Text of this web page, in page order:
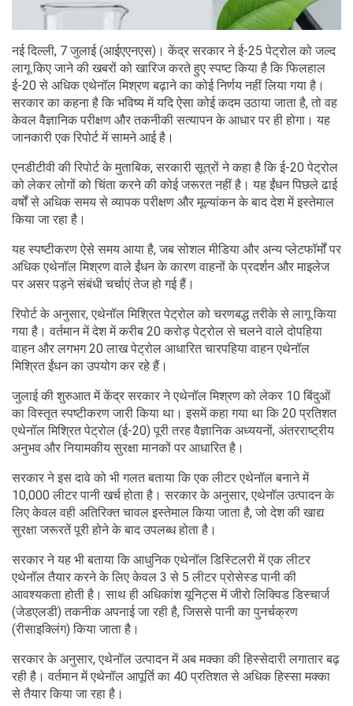
नई दिल्ली, 7 जुलाई (आईएएनएस)। केंद्र सरकार ने ई-25 पेट्रोल को जल्द
लागू किए जाने की खबरों को खारिज करते हुए स्पष्ट किया है कि फिलहाल
ई-20 से अधिक एथेनॉल मिश्रण बढ़ाने का कोई निर्णय नहीं लिया गया है।
सरकार का कहना है कि भविष्य में यदि ऐसा कोई कदम उठाया जाता है, तो वह
केवल वैज्ञानिक परीक्षण और तकनीकी सत्यापन के आधार पर ही होगा। यह
जानकारी एक रिपोर्ट में सामने आई है।
एनडीटीवी की रिपोर्ट के मुताबिक, सरकारी सूत्रों ने कहा है कि ई-20 पेट्रोल
को लेकर लोगों को चिंता करने की कोई जरूरत नहीं है। यह ईंधन पिछले ढाई
वर्षों से अधिक समय से व्यापक परीक्षण और मूल्यांकन के बाद देश में इस्तेमाल
किया जा रहा है।
यह स्पष्टीकरण ऐसे समय आया है, जब सोशल मीडिया और अन्य प्लेटफॉर्मों पर
अधिक एथेनॉल मिश्रण वाले ईंधन के कारण वाहनों के प्रदर्शन और माइलेज
पर असर पड़ने संबंधी चर्चाएं तेज हो गई हैं।
रिपोर्ट के अनुसार, एथेनॉल मिश्रित पेट्रोल को चरणबद्ध तरीके से लागू किया
गया है। वर्तमान में देश में करीब 20 करोड़ पेट्रोल से चलने वाले दोपहिया
वाहन और लगभग 20 लाख पेट्रोल आधारित चारपहिया वाहन एथेनॉल
मिश्रित ईंधन का उपयोग कर रहे हैं।
जुलाई की शुरुआत में केंद्र सरकार ने एथेनॉल मिश्रण को लेकर 10 बिंदुओं
का विस्तृत स्पष्टीकरण जारी किया था। इसमें कहा गया था कि 20 प्रतिशत
एथेनॉल मिश्रित पेट्रोल (ई-20) पूरी तरह वैज्ञानिक अध्ययनों, अंतरराष्ट्रीय
अनुभव और नियामकीय सुरक्षा मानकों पर आधारित है।
सरकार ने इस दावे को भी गलत बताया कि एक लीटर एथेनॉल बनाने में
10,000 लीटर पानी खर्च होता है। सरकार के अनुसार, एथेनॉल उत्पादन के
लिए केवल वही अतिरिक्त चावल इस्तेमाल किया जाता है, जो देश की खाद्य
सुरक्षा जरूरतें पूरी होने के बाद उपलब्ध होता है।
सरकार ने यह भी बताया कि आधुनिक एथेनॉल डिस्टिलरी में एक लीटर
एथेनॉल तैयार करने के लिए केवल 3 से 5 लीटर प्रोसेस्ड पानी की
आवश्यकता होती है। साथ ही अधिकांश यूनिट्स में जीरो लिक्विड डिस्चार्ज
(जेडएलडी) तकनीक अपनाई जा रही है, जिससे पानी का पुनर्चक्रण
(रीसाइक्लिंग) किया जाता है।
सरकार के अनुसार, एथेनॉल उत्पादन में अब मक्का की हिस्सेदारी लगातार बढ़
रही है। वर्तमान में एथेनॉल आपूर्ति का 40 प्रतिशत से अधिक हिस्सा मक्का
से तैयार किया जा रहा है।